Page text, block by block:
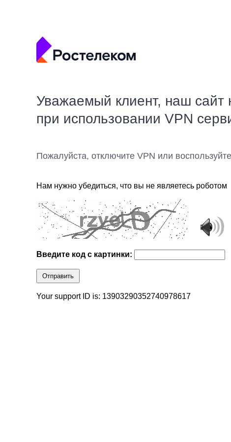
Уважаемый клиент, наш сайт
при использовании VPN
Пожалуйста, отключите VPN или
Нам нужно убедиться, что вы не являетесь роботом
Введите код с картинки:
Отправить
Your support ID is: 13903290352740978617